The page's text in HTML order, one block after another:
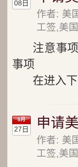
08日
作者: 美
工签,美
注意事
事项
在进入
5月
27日 申请
作者: 美
工签,美